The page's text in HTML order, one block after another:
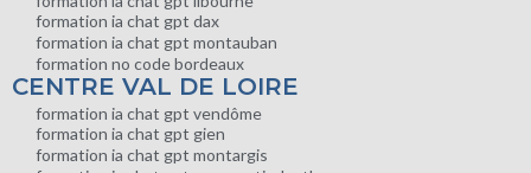
formation ia chat gpt dax
formation ia chat gpt montauban
formation no code bordeaux
CENTRE VAL DE LOIRE
formation ia chat gpt vendôme
formation ia chat gpt gien
formation ia chat gpt montargis